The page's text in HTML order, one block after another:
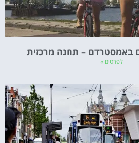
באמסטרדם – תחנה מרכזית
לפרטים »